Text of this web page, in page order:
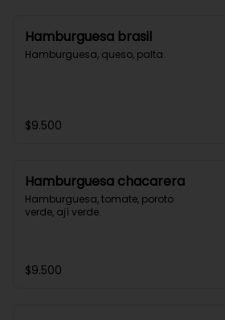
Hamburguesa brasil
Hamburguesa, queso, palta.
$9.500
Hamburguesa chacarera
Hamburguesa, tomate, poroto
verde, ají verde.
$9.500